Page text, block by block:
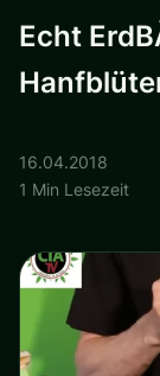
Echt
16.04.2018
1 Min Lesezeit